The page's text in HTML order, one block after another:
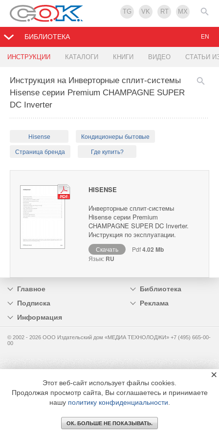
TG VK RT MX
БИБЛИОТЕКА
ИНСТРУКЦИИ КАТАЛОГИ КНИГИ ВИДЕО СТАТЬИ
EN
Инструкция на Инверторные сплит-системы
Hisense серии Premium CHAMPAGNE SUPER
DC Inverter
Hisense Кондиционеры бытовые
Страница бренда Где купить?
HISENSE
Инверторные сплит-системы
Hisense серии Premium
CHAMPAGNE SUPER DC Inverter.
Инструкция по эксплуатации.
Скачать Pdf4.02 Mb
Язык: RU
Главное
Библиотека
Подписка
Реклама
Информация
© 2002 - 2026 OOO Издательский дом «МЕДИА ТЕХНОЛОДЖИ» +7 (495) 665-00-
00
Этот веб-сайт использует файлы cookies.
Продолжая просмотр сайта, Вы соглашаетесь и принимаете
нашу политику конфиденциальности
ОК. БОЛЬШЕ НЕ ПОКАЗЫВАТЬ.
×